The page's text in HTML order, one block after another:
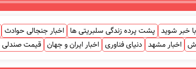
خبر شوید پشت پرده زندگی سلبریتی ها اخبار جنجالی حوادث
اخبار مشهد دنیای فناوری اخبار ایران و جهان قیمت صندلی